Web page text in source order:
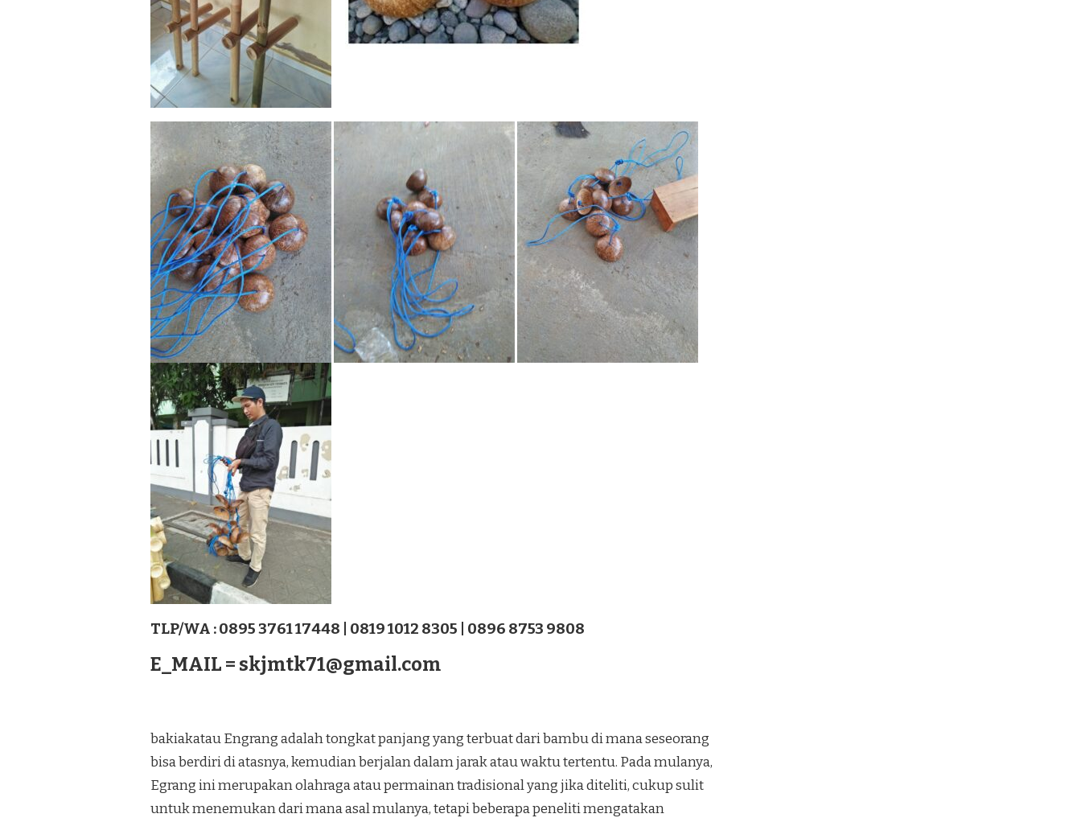
TLP/WA : 0895 3761 17448 | 0819 1012 8305 | 0896 8753 9808
E_MAIL = skjmtk71@gmail.com
bakiakatau Engrang adalah tongkat panjang yang terbuat dari bambu di mana seseorang
bisa berdiri di atasnya, kemudian berjalan dalam jarak atau waktu tertentu. Pada mulanya,
Egrang ini merupakan olahraga atau permainan tradisional yang jika diteliti, cukup sulit
untuk menemukan dari mana asal mulanya, tetapi beberapa peneliti mengatakan